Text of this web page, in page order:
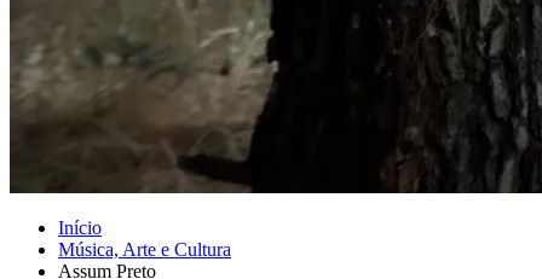
Início
Música, Arte e Cultura
Assum Preto